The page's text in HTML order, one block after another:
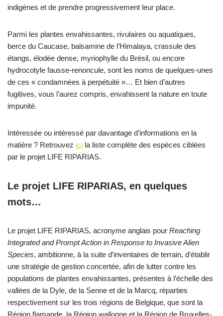
indigènes et de prendre progressivement leur place.
Parmi les plantes envahissantes, rivulaires ou aquatiques,
berce du Caucase, balsamine de l’Himalaya, crassule des
étangs, élodée dense, myriophylle du Brésil, ou encore
hydrocotyle fausse-renoncule, sont les noms de quelques-unes
de ces « condamnées à perpétuité »… Et bien d’autres
fugitives, vous l’aurez compris, envahissent la nature en toute
impunité.
Intéressée ou intéressé par davantage d’informations en la
matière ? Retrouvez ici la liste complète des espèces ciblées
par le projet LIFE RIPARIAS.
Le projet LIFE RIPARIAS, en quelques
mots…
Le projet LIFE RIPARIAS, acronyme anglais pour Reaching
Integrated and Prompt Action in Response to Invasive Alien
Species, ambitionne, à la suite d’inventaires de terrain, d’établir
une stratégie de gestion concertée, afin de lutter contre les
populations de plantes envahissantes, présentes à l’échelle des
vallées de la Dyle, de la Senne et de la Marcq, réparties
respectivement sur les trois régions de Belgique, que sont la
Région flamande, la Région wallonne et la Région de Bruxelles-